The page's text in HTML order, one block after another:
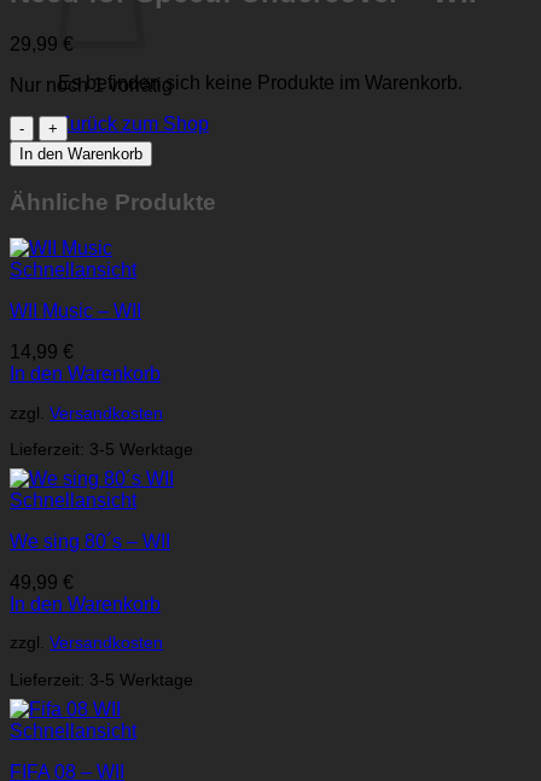
Es befinden sich keine Produkte im Warenkorb.
Zurück zum Shop
29,99 €
Nur noch 1 vorrätig
Need
for
Speed:
Undercover
-
Menge
In den Warenkorb
Ähnliche Produkte
Schnellansicht
WII Music – WII
14,99 €
In den Warenkorb
zzgl. Versandkosten
Lieferzeit: 3-5 Werktage
Schnellansicht
We sing 80´s – WII
49,99 €
In den Warenkorb
zzgl. Versandkosten
Lieferzeit: 3-5 Werktage
Schnellansicht
FIFA 08 – WII